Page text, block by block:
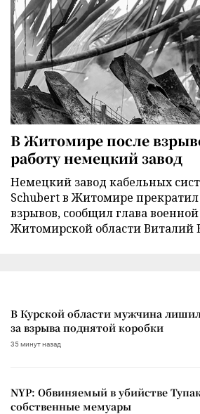
В Житомире после
работу немецкий завод
Немецкий завод кабельных
Schubert в Житомире прекратил
взрывов, сообщил глава
Житомирской области Виталий
В Курской области мужчина
за взрыва поднятой коробки
35 минут назад
NYP: Обвиняемый в убийстве
собственные мемуары